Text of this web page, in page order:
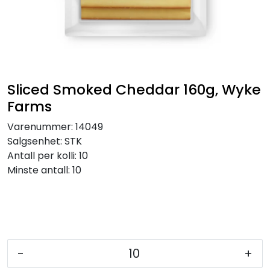
Sliced Smoked Cheddar 160g, Wyke
Farms
Varenummer: 14049
Salgsenhet: STK
Antall per kolli: 10
Minste antall: 10
- +